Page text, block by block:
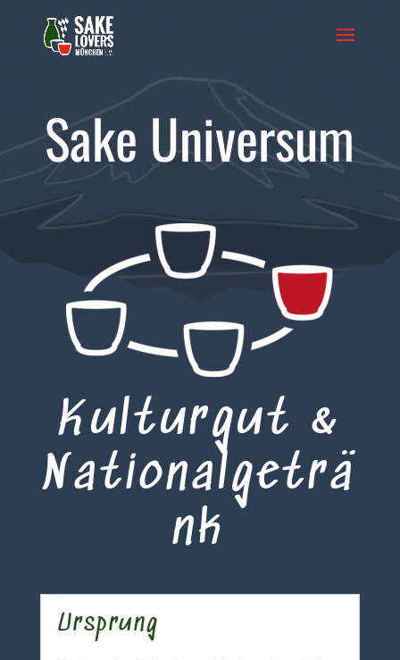
Sake Universum
Kulturgut &
Nationalgeträ
nk
Ursprung